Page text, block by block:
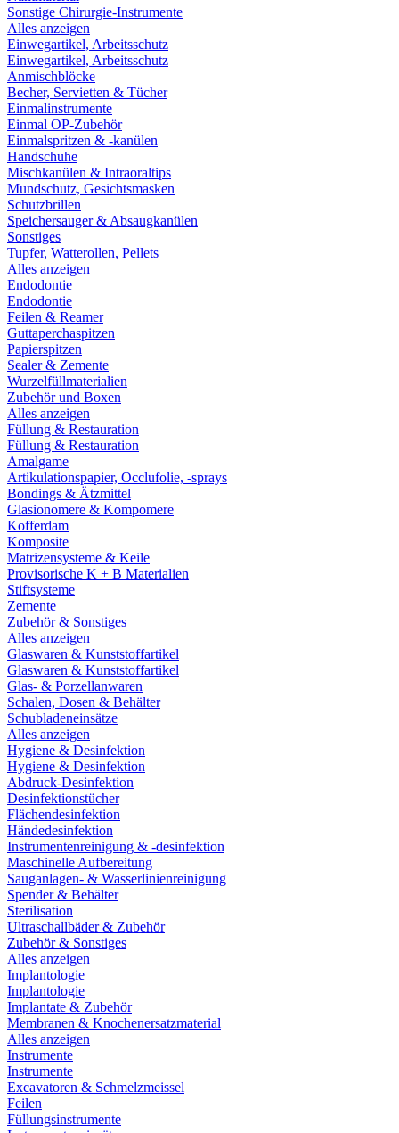
Sonstige Chirurgie-Instrumente
Alles anzeigen
Einwegartikel, Arbeitsschutz
Einwegartikel, Arbeitsschutz
Anmischblöcke
Becher, Servietten & Tücher
Einmalinstrumente
Einmal OP-Zubehör
Einmalspritzen & -kanülen
Handschuhe
Mischkanülen & Intraoraltips
Mundschutz, Gesichtsmasken
Schutzbrillen
Speichersauger & Absaugkanülen
Sonstiges
Tupfer, Watterollen, Pellets
Alles anzeigen
Endodontie
Endodontie
Feilen & Reamer
Guttaperchaspitzen
Papierspitzen
Sealer & Zemente
Wurzelfüllmaterialien
Zubehör und Boxen
Alles anzeigen
Füllung & Restauration
Füllung & Restauration
Amalgame
Artikulationspapier, Occlufolie, -sprays
Bondings & Ätzmittel
Glasionomere & Kompomere
Kofferdam
Komposite
Matrizensysteme & Keile
Provisorische K + B Materialien
Stiftsysteme
Zemente
Zubehör & Sonstiges
Alles anzeigen
Glaswaren & Kunststoffartikel
Glaswaren & Kunststoffartikel
Glas- & Porzellanwaren
Schalen, Dosen & Behälter
Schubladeneinsätze
Alles anzeigen
Hygiene & Desinfektion
Hygiene & Desinfektion
Abdruck-Desinfektion
Desinfektionstücher
Flächendesinfektion
Händedesinfektion
Instrumentenreinigung & -desinfektion
Maschinelle Aufbereitung
Sauganlagen- & Wasserlinienreinigung
Spender & Behälter
Sterilisation
Ultraschallbäder & Zubehör
Zubehör & Sonstiges
Alles anzeigen
Implantologie
Implantologie
Implantate & Zubehör
Membranen & Knochenersatzmaterial
Alles anzeigen
Instrumente
Instrumente
Excavatoren & Schmelzmeissel
Feilen
Füllungsinstrumente